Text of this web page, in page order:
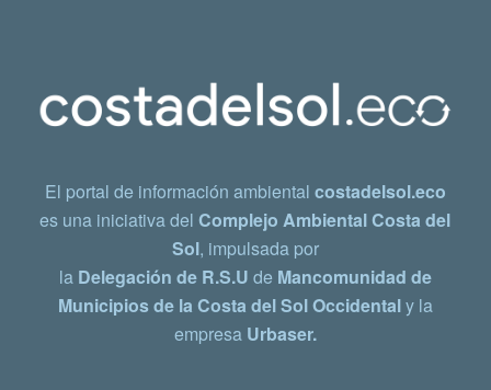
El portal de información ambiental costadelsol.eco
es una iniciativa delComplejo Ambiental Costa del
Sol, impulsada por
la Delegación de R.S.U de Mancomunidad de
Municipios de la Costa del Sol Occidentaly la
empresa Urbaser.